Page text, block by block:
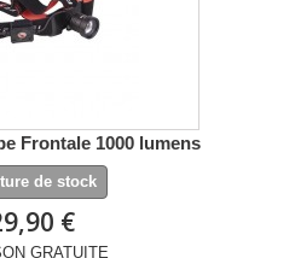
Frontale 1000 lumens
de stock
€
GRATUITE